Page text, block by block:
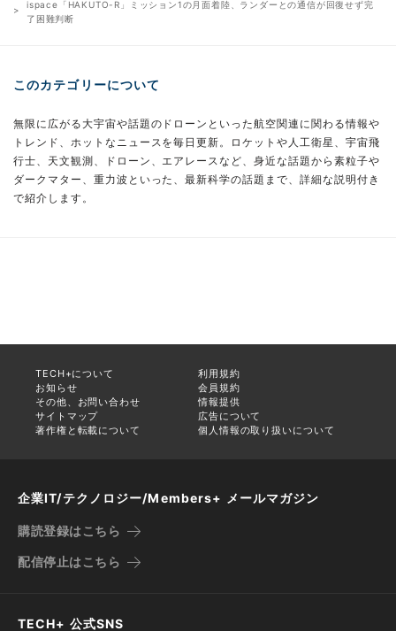
ispace「HAKUTO-R」ミッション1の月面着陸、ランダーとの通信が回復せず完
了困難判断
このカテゴリーについて
無限に広がる大宇宙や話題のドローンといった航空関連に関わる情報や
トレンド、ホットなニュースを毎日更新。ロケットや人工衛星、宇宙飛
行士、天文観測、ドローン、エアレースなど、身近な話題から素粒子や
ダークマター、重力波といった、最新科学の話題まで、詳細な説明付き
で紹介します。
TECH+について
利用規約
お知らせ
会員規約
その他、お問い合わせ
情報提供
サイトマップ
広告について
著作権と転載について
個人情報の取り扱いについて
企業IT/テクノロジー/Members+ メールマガジン
購読登録はこちら
配信停止はこちら
TECH+ 公式SNS